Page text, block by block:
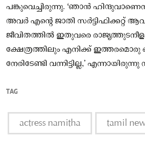
പങ്കുവെച്ചിരുന്നു. ‘ഞാന്‍
അവര്‍ എന്റെ ജാതി സര്‍ട്ടിഫിക്കറ്റ്
ജീവിതത്തിൽ ഇതുവരെ
ക്ഷേത്രത്തിലും എനിക്ക് ഇത്തരമൊരു
നേരിടേണ്ടി വന്നിട്ടില്ല,’ എന്നായിരുന്നു
TAG
actress namitha tamil